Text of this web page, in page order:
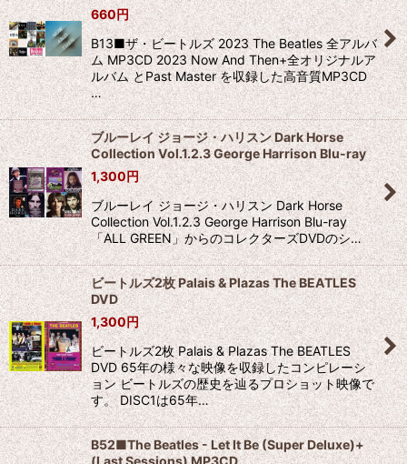
660円
B13■ザ・ビートルズ 2023 The Beatles 全アルバ
ム MP3CD 2023 Now And Then+全オリジナルア
ルバム とPast Master を収録した高音質MP3CD
…
ブルーレイ ジョージ・ハリスン Dark Horse
Collection Vol.1.2.3 George Harrison Blu-ray
1,300円
ブルーレイ ジョージ・ハリスン Dark Horse
Collection Vol.1.2.3 George Harrison Blu-ray
「ALL GREEN」からのコレクターズDVDのシ…
ビートルズ2枚 Palais & Plazas The BEATLES
DVD
1,300円
ビートルズ2枚 Palais & Plazas The BEATLES
DVD 65年の様々な映像を収録したコンピレーシ
ョン ビートルズの歴史を辿るプロショット映像で
す。 DISC1は65年…
B52■The Beatles - Let It Be (Super Deluxe)+
(Last Sessions) MP3CD